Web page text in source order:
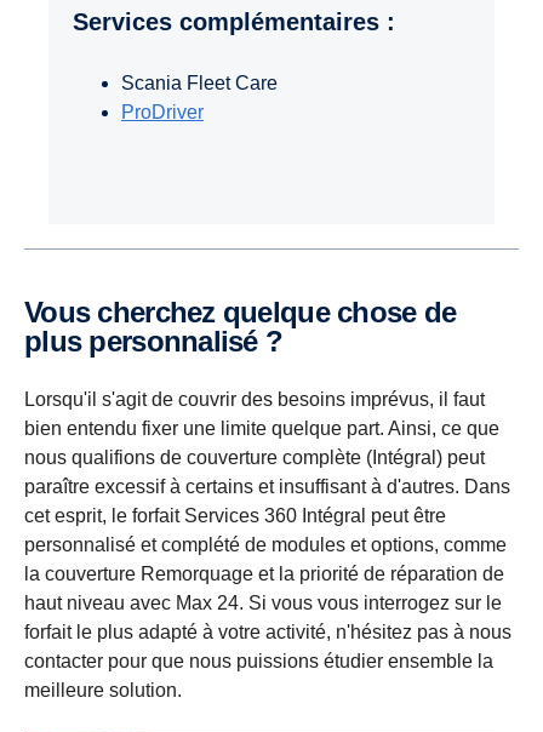
Services complémentaires :
Scania Fleet Care
ProDriver
Vous cherchez quelque chose de
plus personnalisé ?
Lorsqu'il s'agit de couvrir des besoins imprévus, il faut
bien entendu fixer une limite quelque part. Ainsi, ce que
nous qualifions de couverture complète (Intégral) peut
paraître excessif à certains et insuffisant à d'autres. Dans
cet esprit, le forfait Services 360 Intégral peut être
personnalisé et complété de modules et options, comme
la couverture Remorquage et la priorité de réparation de
haut niveau avec Max 24. Si vous vous interrogez sur le
forfait le plus adapté à votre activité, n'hésitez pas à nous
contacter pour que nous puissions étudier ensemble la
meilleure solution.